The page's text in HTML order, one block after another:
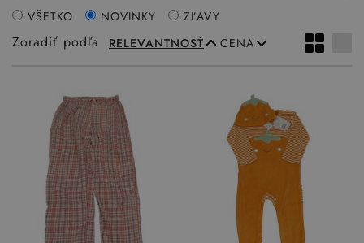
Zoradiť podľa RELEVANTNOSŤ CENA
VŠETKO NOVINKY ZĽAVY